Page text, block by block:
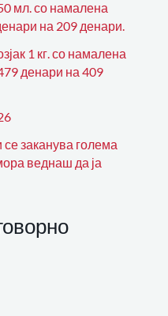
мл. со намалена
на 209 денари.
1 кг. со намалена
денари на 409
се заканува голема
веднаш да ја